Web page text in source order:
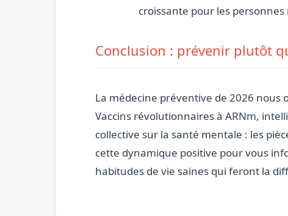
croissante pour les
Conclusion : prévenir plutôt
La médecine préventive de 2026
Vaccins révolutionnaires à ARNm,
collective sur la santé mentale : les
cette dynamique positive pour vous
habitudes de vie saines qui feront la